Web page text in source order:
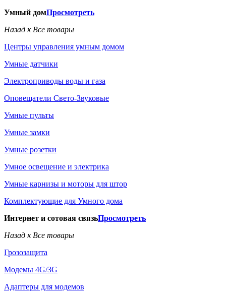
Умный домПросмотреть
Назад к Все товары
Центры управления умным домом
Умные датчики
Электроприводы воды и газа
Оповещатели Свето-Звуковые
Умные пульты
Умные замки
Умные розетки
Умное освещение и электрика
Умные карнизы и моторы для штор
Комплектующие для Умного дома
Интернет и сотовая связьПросмотреть
Назад к Все товары
Грозозащита
Модемы 4G/3G
Адаптеры для модемов